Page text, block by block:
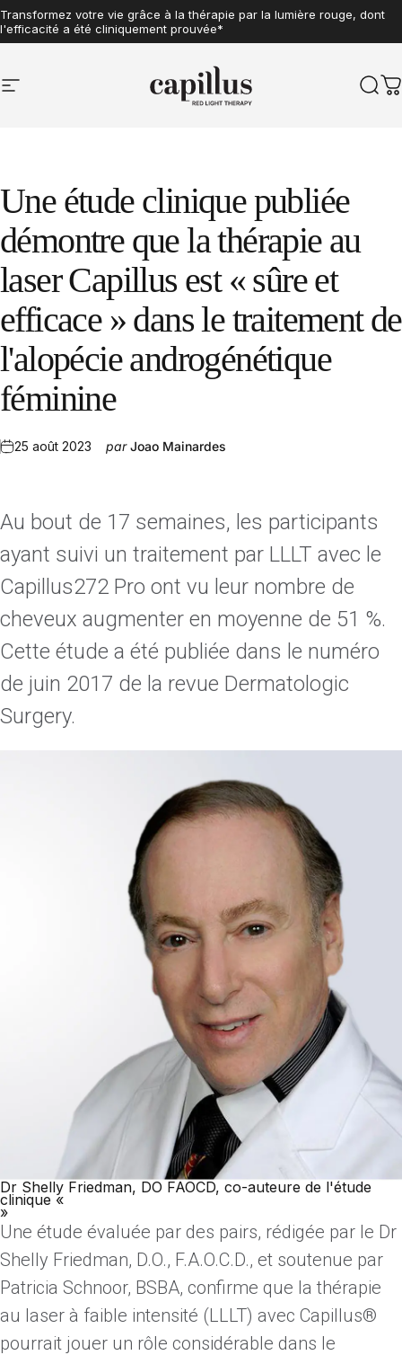
Aller au contenu
Transformez votre vie grâce à la thérapie par la lumière rouge, dont
l'efficacité a été cliniquement prouvée*
Navigation sur le siteCapillus
Une étude cliniquepubliée
démontre quelathérapie au
laser Capillus est «sûreet
efficace » dansletraitement de
l'alopécie androgénétique
féminine
25 août 2023 parJoao Mainardes
Au bout de 17 semaines, les participants
ayant suivi un traitement par LLLT avec le
Capillus272 Pro ont vu leur nombre de
cheveux augmenter en moyenne de 51 %.
Cette étude a été publiée dans le numéro
de juin 2017 de la revue Dermatologic
Surgery.
Dr Shelly Friedman, DO FAOCD, co-auteure de l'étude
clinique «
»
Une étude évaluée par des pairs, rédigée par le Dr
Shelly Friedman, D.O., F.A.O.C.D., et soutenue par
Patricia Schnoor, BSBA, confirme que la thérapie
au laser à faible intensité (LLLT) avec Capillus®
pourrait jouer un rôle considérable dans le